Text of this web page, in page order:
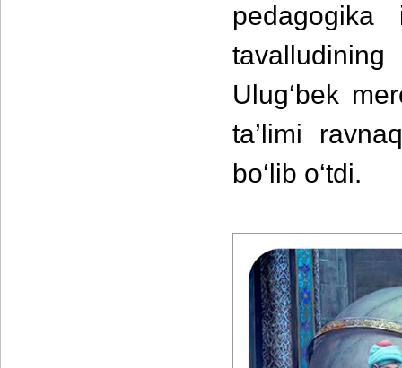
pedagogika
Ulug‘bek
ta’limi
bo‘lib o‘tdi.